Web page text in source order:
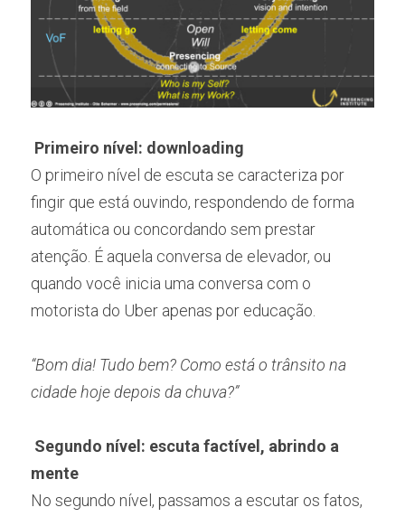
Primeiro nível: downloading
O primeiro nível de escuta se caracteriza por
fingir que está ouvindo, respondendo de forma
automática ou concordando sem prestar
atenção. É aquela conversa de elevador, ou
quando você inicia uma conversa com o
motorista do Uber apenas por educação.
“Bom dia! Tudo bem? Como está o trânsito na
cidade hoje depois da chuva?”
Segundo nível: escuta factível, abrindo a
mente
No segundo nível, passamos a escutar os fatos,